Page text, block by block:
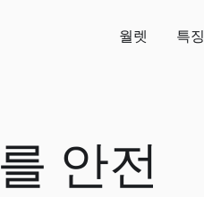
월렛 특징
를 안전